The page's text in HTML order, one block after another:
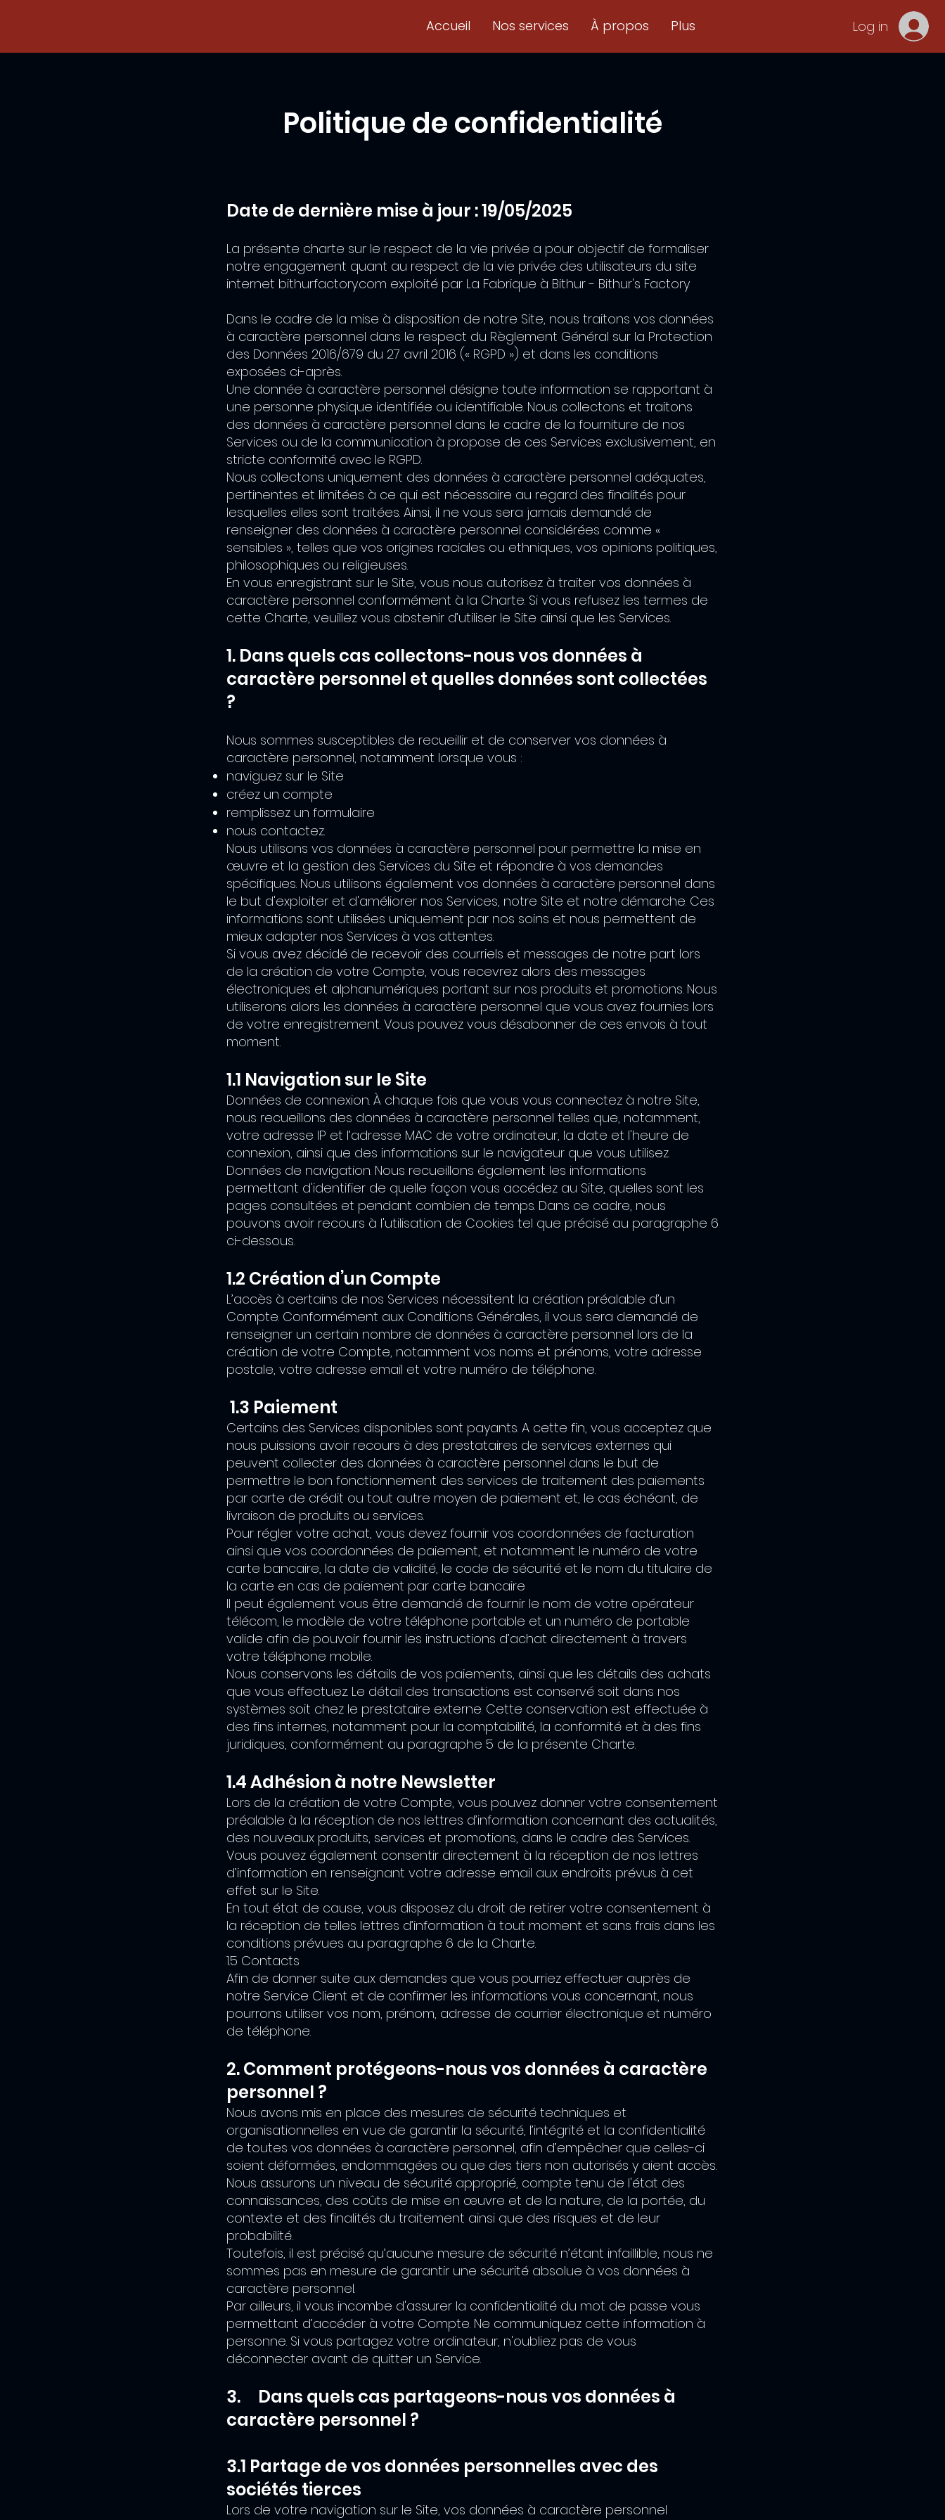
Accueil Nos services À propos Plus Log in
Politique de confidentialité
Date de dernière mise à jour : 19/05/2025
La présente charte sur le respect de la vie privée a pour objectif de formaliser
notre engagement quant au respect de la vie privée des utilisateurs du site
internet bithurfactory.com exploité par La Fabrique à Bithur - Bithur's Factory
Dans le cadre de la mise à disposition de notre Site, nous traitons vos données
à caractère personnel dans le respect du Règlement Général sur la Protection
des Données 2016/679 du 27 avril 2016 (« RGPD ») et dans les conditions
exposées ci-après.
Une donnée à caractère personnel désigne toute information se rapportant à
une personne physique identifiée ou identifiable. Nous collectons et traitons
des données à caractère personnel dans le cadre de la fourniture de nos
Services ou de la communication à propose de ces Services exclusivement, en
stricte conformité avec le RGPD.
Nous collectons uniquement des données à caractère personnel adéquates,
pertinentes et limitées à ce qui est nécessaire au regard des finalités pour
lesquelles elles sont traitées. Ainsi, il ne vous sera jamais demandé de
renseigner des données à caractère personnel considérées comme «
sensibles », telles que vos origines raciales ou ethniques, vos opinions politiques,
philosophiques ou religieuses.
En vous enregistrant sur le Site, vous nous autorisez à traiter vos données à
caractère personnel conformément à la Charte. Si vous refusez les termes de
cette Charte, veuillez vous abstenir d’utiliser le Site ainsi que les Services.
1. Dans quels cas collectons-nous vos données à
caractère personnel et quelles données sont collectées
?
Nous sommes susceptibles de recueillir et de conserver vos données à
caractère personnel, notamment lorsque vous :
naviguez sur le Site
créez un compte
remplissez un formulaire
nous contactez.
Nous utilisons vos données à caractère personnel pour permettre la mise en
œuvre et la gestion des Services du Site et répondre à vos demandes
spécifiques. Nous utilisons également vos données à caractère personnel dans
le but d'exploiter et d'améliorer nos Services, notre Site et notre démarche. Ces
informations sont utilisées uniquement par nos soins et nous permettent de
mieux adapter nos Services à vos attentes.
Si vous avez décidé de recevoir des courriels et messages de notre part lors
de la création de votre Compte, vous recevrez alors des messages
électroniques et alphanumériques portant sur nos produits et promotions. Nous
utiliserons alors les données à caractère personnel que vous avez fournies lors
de votre enregistrement. Vous pouvez vous désabonner de ces envois à tout
moment.
1.1 Navigation sur le Site
Données de connexion. À chaque fois que vous vous connectez à notre Site,
nous recueillons des données à caractère personnel telles que, notamment,
votre adresse IP et l’adresse MAC de votre ordinateur, la date et l'heure de
connexion, ainsi que des informations sur le navigateur que vous utilisez.
Données de navigation. Nous recueillons également les informations
permettant d'identifier de quelle façon vous accédez au Site, quelles sont les
pages consultées et pendant combien de temps. Dans ce cadre, nous
pouvons avoir recours à l'utilisation de Cookies tel que précisé au paragraphe 6
ci-dessous.
1.2 Création d’un Compte
L’accès à certains de nos Services nécessitent la création préalable d’un
Compte. Conformément aux Conditions Générales, il vous sera demandé de
renseigner un certain nombre de données à caractère personnel lors de la
création de votre Compte, notamment vos noms et prénoms, votre adresse
postale, votre adresse email et votre numéro de téléphone.
1.3 Paiement
Certains des Services disponibles sont payants. A cette fin, vous acceptez que
nous puissions avoir recours à des prestataires de services externes qui
peuvent collecter des données à caractère personnel dans le but de
permettre le bon fonctionnement des services de traitement des paiements
par carte de crédit ou tout autre moyen de paiement et, le cas échéant, de
livraison de produits ou services.
Pour régler votre achat, vous devez fournir vos coordonnées de facturation
ainsi que vos coordonnées de paiement, et notamment le numéro de votre
carte bancaire, la date de validité, le code de sécurité et le nom du titulaire de
la carte en cas de paiement par carte bancaire
Il peut également vous être demandé de fournir le nom de votre opérateur
télécom, le modèle de votre téléphone portable et un numéro de portable
valide afin de pouvoir fournir les instructions d’achat directement à travers
votre téléphone mobile.
Nous conservons les détails de vos paiements, ainsi que les détails des achats
que vous effectuez. Le détail des transactions est conservé soit dans nos
systèmes soit chez le prestataire externe. Cette conservation est effectuée à
des fins internes, notamment pour la comptabilité, la conformité et à des fins
juridiques, conformément au paragraphe 5 de la présente Charte.
1.4 Adhésion à notre Newsletter
Lors de la création de votre Compte, vous pouvez donner votre consentement
préalable à la réception de nos lettres d’information concernant des actualités,
des nouveaux produits, services et promotions, dans le cadre des Services.
Vous pouvez également consentir directement à la réception de nos lettres
d’information en renseignant votre adresse email aux endroits prévus à cet
effet sur le Site.
En tout état de cause, vous disposez du droit de retirer votre consentement à
la réception de telles lettres d’information à tout moment et sans frais dans les
conditions prévues au paragraphe 6 de la Charte.
1.5 Contacts
Afin de donner suite aux demandes que vous pourriez effectuer auprès de
notre Service Client et de confirmer les informations vous concernant, nous
pourrons utiliser vos nom, prénom, adresse de courrier électronique et numéro
de téléphone.
2. Comment protégeons-nous vos données à caractère
personnel ?
Nous avons mis en place des mesures de sécurité techniques et
organisationnelles en vue de garantir la sécurité, l’intégrité et la confidentialité
de toutes vos données à caractère personnel, afin d’empêcher que celles-ci
soient déformées, endommagées ou que des tiers non autorisés y aient accès.
Nous assurons un niveau de sécurité approprié, compte tenu de l'état des
connaissances, des coûts de mise en œuvre et de la nature, de la portée, du
contexte et des finalités du traitement ainsi que des risques et de leur
probabilité.
Toutefois, il est précisé qu’aucune mesure de sécurité n’étant infaillible, nous ne
sommes pas en mesure de garantir une sécurité absolue à vos données à
caractère personnel.
Par ailleurs, il vous incombe d'assurer la confidentialité du mot de passe vous
permettant d’accéder à votre Compte. Ne communiquez cette information à
personne. Si vous partagez votre ordinateur, n'oubliez pas de vous
déconnecter avant de quitter un Service.
3. Dans quels cas partageons-nous vos données à
caractère personnel ?
3.1 Partage de vos données personnelles avec des
sociétés tierces
Lors de votre navigation sur le Site, vos données à caractère personnel